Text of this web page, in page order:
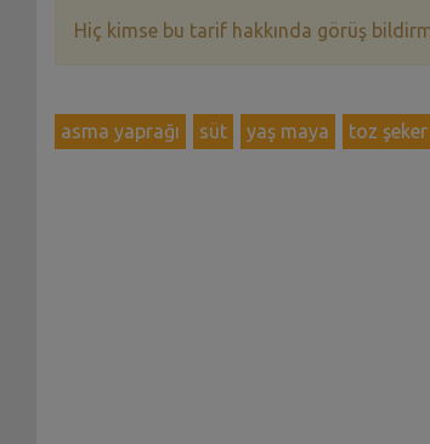
Hiç kimse bu tarif hakkında görüş
asma yaprağı süt yaş maya toz şeker